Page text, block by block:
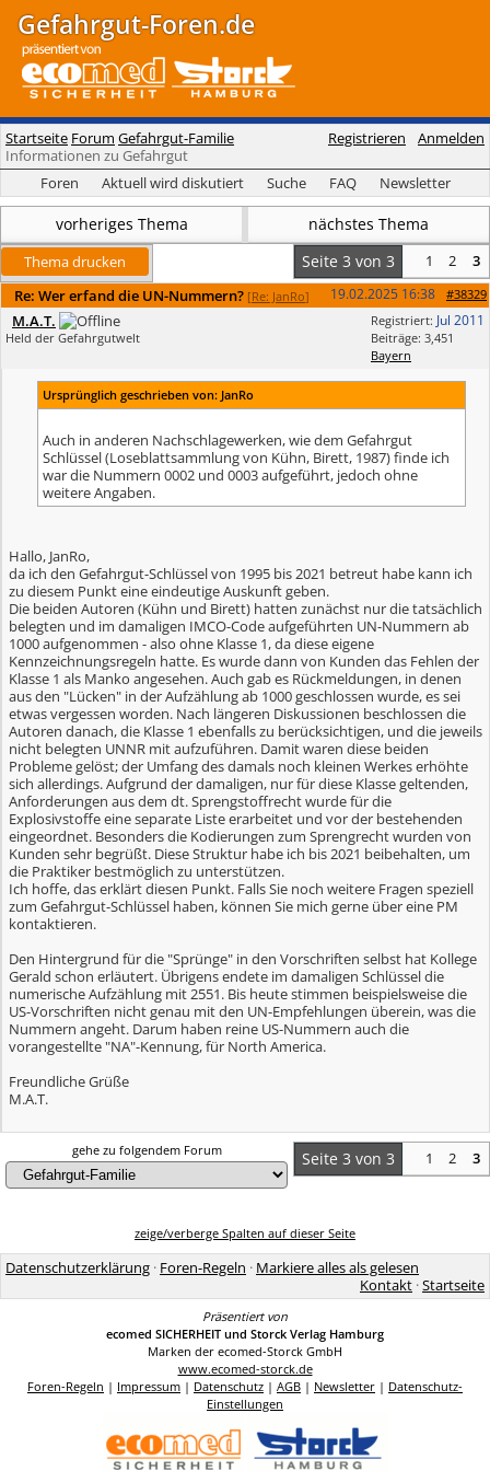
Gefahrgut-Foren.de
Registrieren Anmelden
Startseite Forum Gefahrgut-Familie
Informationen zu Gefahrgut
Foren
Aktuell wird diskutiert Suche FAQ Newsletter
vorheriges Thema nächstes Thema
Thema drucken Seite 3 von 3 1 2
3
Re: Wer erfand die UN-Nummern? [Re: JanRo] #38329
19.02.2025 16:38
Registriert: Jul 2011
Beiträge: 3,451
Bayern
M.A.T.
Held der Gefahrgutwelt
Ursprünglich geschrieben von: JanRo
Auch in anderen Nachschlagewerken, wie dem Gefahrgut
Schlüssel (Loseblattsammlung von Kühn, Birett, 1987) finde ich
war die Nummern 0002 und 0003 aufgeführt, jedoch ohne
weitere Angaben.
Hallo, JanRo,
da ich den Gefahrgut-Schlüssel von 1995 bis 2021 betreut habe kann ich
zu diesem Punkt eine eindeutige Auskunft geben.
Die beiden Autoren (Kühn und Birett) hatten zunächst nur die tatsächlich
belegten und im damaligen IMCO-Code aufgeführten UN-Nummern ab
1000 aufgenommen - also ohne Klasse 1, da diese eigene
Kennzeichnungsregeln hatte. Es wurde dann von Kunden das Fehlen der
Klasse 1 als Manko angesehen. Auch gab es Rückmeldungen, in denen
aus den "Lücken" in der Aufzählung ab 1000 geschlossen wurde, es sei
etwas vergessen worden. Nach längeren Diskussionen beschlossen die
Autoren danach, die Klasse 1 ebenfalls zu berücksichtigen, und die jeweils
nicht belegten UNNR mit aufzuführen. Damit waren diese beiden
Probleme gelöst; der Umfang des damals noch kleinen Werkes erhöhte
sich allerdings. Aufgrund der damaligen, nur für diese Klasse geltenden,
Anforderungen aus dem dt. Sprengstoffrecht wurde für die
Explosivstoffe eine separate Liste erarbeitet und vor der bestehenden
eingeordnet. Besonders die Kodierungen zum Sprengrecht wurden von
Kunden sehr begrüßt. Diese Struktur habe ich bis 2021 beibehalten, um
die Praktiker bestmöglich zu unterstützen.
Ich hoffe, das erklärt diesen Punkt. Falls Sie noch weitere Fragen speziell
zum Gefahrgut-Schlüssel haben, können Sie mich gerne über eine PM
kontaktieren.
Den Hintergrund für die "Sprünge" in den Vorschriften selbst hat Kollege
Gerald schon erläutert. Übrigens endete im damaligen Schlüssel die
numerische Aufzählung mit 2551. Bis heute stimmen beispielsweise die
US-Vorschriften nicht genau mit den UN-Empfehlungen überein, was die
Nummern angeht. Darum haben reine US-Nummern auch die
vorangestellte "NA"-Kennung, für North America.
Freundliche Grüße
M.A.T.
Seite 3 von 3 1 2 3
gehe zu folgendem Forum
zeige/verberge Spalten auf dieser Seite
Datenschutzerklärung · Foren-Regeln · Markiere alles als gelesen
Kontakt ·Startseite
Präsentiert von
ecomed SICHERHEIT und Storck Verlag Hamburg
Marken der ecomed-Storck GmbH
www.ecomed-storck.de
Foren-Regeln | Impressum | Datenschutz | AGB | Newsletter | Datenschutz-
Einstellungen